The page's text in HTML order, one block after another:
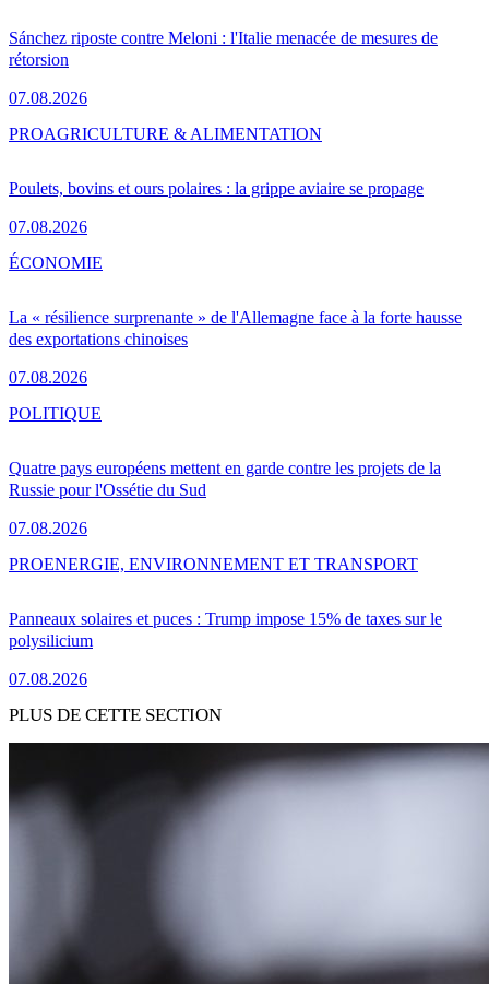
Sánchez riposte contre Meloni : l'Italie menacée de mesures de
rétorsion
07.08.2026
Poulets, bovins et ours polaires : la grippe aviaire se propage
07.08.2026
PROAGRICULTURE & ALIMENTATION
La « résilience surprenante » de l'Allemagne face à la forte hausse
des exportations chinoises
07.08.2026
ÉCONOMIE
Quatre pays européens mettent en garde contre les projets de la
Russie pour l'Ossétie du Sud
07.08.2026
POLITIQUE
Panneaux solaires et puces : Trump impose 15% de taxes sur le
polysilicium
07.08.2026
PROENERGIE, ENVIRONNEMENT ET TRANSPORT
PLUS DE CETTE SECTION